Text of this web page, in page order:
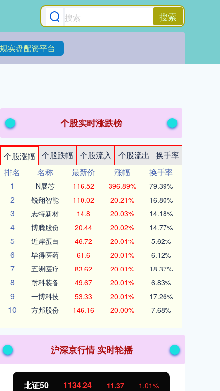
搜索
实盘配资平台
个股实时涨跌榜
个股涨幅 个股跌幅 个股流入 个股流出
换手率
排名
名称 最新价 涨幅
换手率
1
N展芯 116.52 396.89% 79.39%
2 锐翔智能 110.02 20.21% 16.80%
3 志特新材 14.8 20.03% 14.18%
4 博腾股份 20.44 20.02% 14.77%
5 近岸蛋白 46.72 20.01% 5.62%
6 毕得医药 61.6 20.01% 6.12%
7 五洲医疗 83.62 20.01% 18.37%
8 耐科装备 49.67 20.01% 6.83%
9 一博科技 53.33 20.01% 17.26%
10 方邦股份 146.16 20.00% 7.68%
沪深京行情 实时轮播
北证50 1134.24 11.37 1.01%